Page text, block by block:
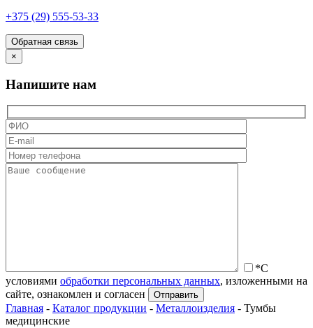
+375 (29) 555-53-33
Обратная связь
×
Напишите нам
*С
условиями обработки персональных данных, изложенными на
сайте, ознакомлен и согласен
Главная - Каталог продукции - Металлоизделия - Тумбы
медицинские